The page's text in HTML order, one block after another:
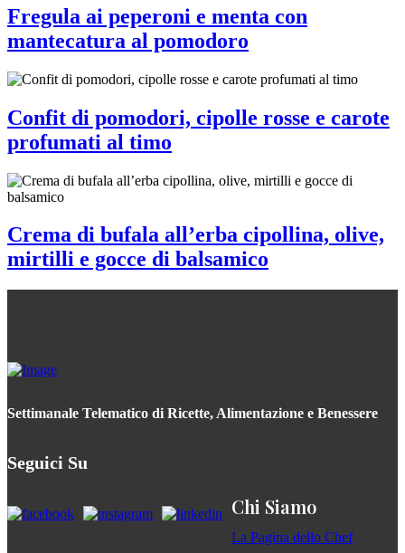
Fregula ai peperoni e menta con
mantecatura al pomodoro
Confit di pomodori, cipolle rosse e carote
profumati al timo
Crema di bufala all’erba cipollina, olive,
mirtilli e gocce di balsamico
Settimanale Telematico di Ricette, Alimentazione e Benessere
Seguici Su
Chi Siamo
La Pagina dello Chef